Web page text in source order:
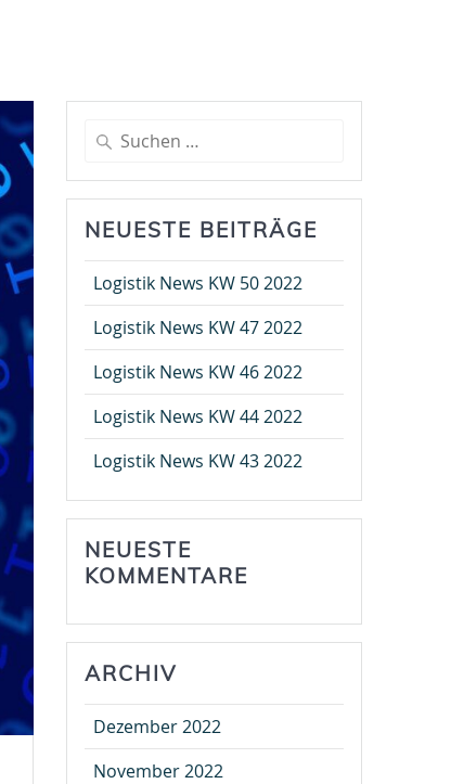
Suche
nach:
NEUESTE BEITRÄGE
Logistik News KW 50 2022
Logistik News KW 47 2022
Logistik News KW 46 2022
Logistik News KW 44 2022
Logistik News KW 43 2022
NEUESTE
KOMMENTARE
ARCHIV
Dezember 2022
November 2022